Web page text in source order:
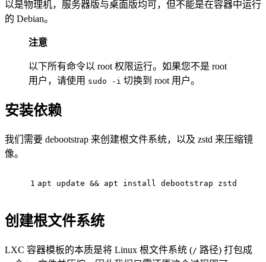
以是物理机，服务器版与桌面版均可，但不能是在容器中运行
的 Debian。
注意
以下所有命令以 root 权限运行。如果您不是 root
用户，请使用 sudo -i 切换到 root 用户。
安装依赖
我们需要 debootstrap 来创建根文件系统，以及 zstd 来压缩镜
像。
1 apt update && apt install debootstrap zstd
创建根文件系统
LXC 容器模板的本质是将 Linux 根文件系统 (/ 路径) 打包成